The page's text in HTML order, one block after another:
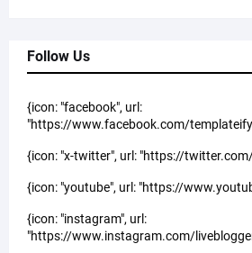
Follow Us
{icon: "facebook", url:
"https://www.facebook.com/
{icon: "x-twitter", url: "https://
{icon: "youtube", url: "https://
{icon: "instagram", url:
"https://www.instagram.com/